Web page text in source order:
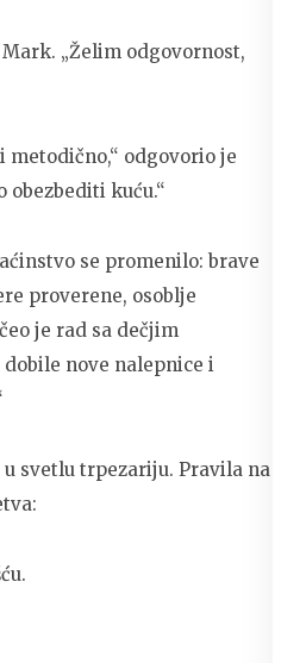
„Želim odgovornost,
metodično,“ odgovorio je
obezbediti kuću.“
se promenilo: brave
proverene, osoblje
je rad sa dečjim
nove nalepnice i
u svetlu trpezariju. Pravila na